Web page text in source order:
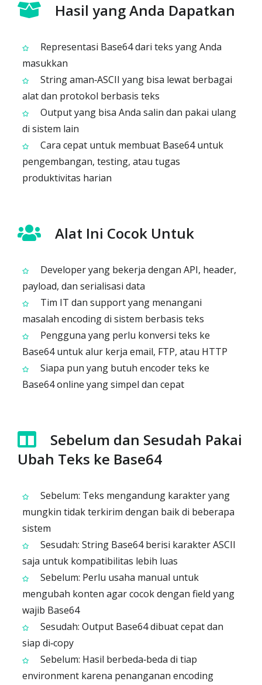
Hasil yang Anda Dapatkan
Representasi Base64 dari teks yang Anda
masukkan
String aman‑ASCII yang bisa lewat berbagai
alat dan protokol berbasis teks
Output yang bisa Anda salin dan pakai ulang
di sistem lain
Cara cepat untuk membuat Base64 untuk
pengembangan, testing, atau tugas
produktivitas harian
Alat Ini Cocok Untuk
Developer yang bekerja dengan API, header,
payload, dan serialisasi data
Tim IT dan support yang menangani
masalah encoding di sistem berbasis teks
Pengguna yang perlu konversi teks ke
Base64 untuk alur kerja email, FTP, atau HTTP
Siapa pun yang butuh encoder teks ke
Base64 online yang simpel dan cepat
Sebelum dan Sesudah Pakai
Ubah Teks ke Base64
Sebelum: Teks mengandung karakter yang
mungkin tidak terkirim dengan baik di beberapa
sistem
Sesudah: String Base64 berisi karakter ASCII
saja untuk kompatibilitas lebih luas
Sebelum: Perlu usaha manual untuk
mengubah konten agar cocok dengan field yang
wajib Base64
Sesudah: Output Base64 dibuat cepat dan
siap di‑copy
Sebelum: Hasil berbeda‑beda di tiap
environment karena penanganan encoding